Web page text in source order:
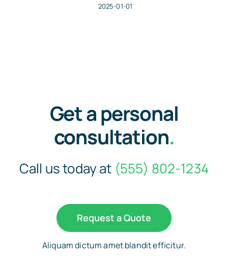
2025-01-01
Get a personal
consultation.
Call us today at (555) 802-1234
Request a Quote
Aliquam dictum amet blandit efficitur.